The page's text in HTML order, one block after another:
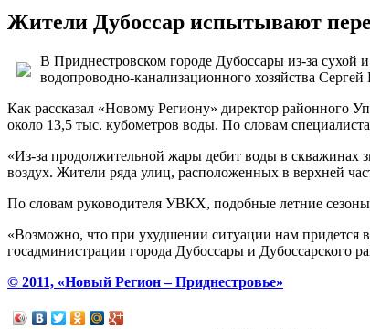
Жители Дубоссар испытывают
В Приднестровском городе Дубоссары из-за сухой
водопроводно-канализационного хозяйства Сергей
Как рассказал «Новому Региону» директор районного
около 13,5 тыс. кубометров воды. По словам
«Из-за продолжительной жары дебит воды в скважинах
воздух. Жители ряда улиц, расположенных в верхней
По словам руководителя УВКХ, подобные летние
«Возможно, что при ухудшении ситуации нам придется
госадминистрации города Дубоссары и Дубоссарского
© 2011, «Новый Регион – Приднестровье»